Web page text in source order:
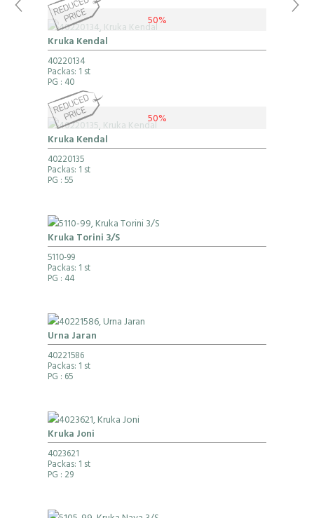
50%
Kruka Kendal
40220134
Packas: 1 st
PG : 40
50%
Kruka Kendal
40220135
Packas: 1 st
PG : 55
Kruka Torini 3/S
5110-99
Packas: 1 st
PG : 44
Urna Jaran
40221586
Packas: 1 st
PG : 65
Kruka Joni
4023621
Packas: 1 st
PG : 29